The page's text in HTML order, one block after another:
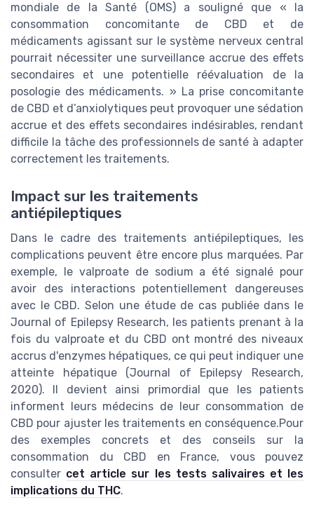
mondiale de la Santé (OMS) a souligné que « la
consommation concomitante de CBD et de
médicaments agissant sur le système nerveux central
pourrait nécessiter une surveillance accrue des effets
secondaires et une potentielle réévaluation de la
posologie des médicaments. » La prise concomitante
de CBD et d’anxiolytiques peut provoquer une sédation
accrue et des effets secondaires indésirables, rendant
difficile la tâche des professionnels de santé à adapter
correctement les traitements.
Impact sur les traitements
antiépileptiques
Dans le cadre des traitements antiépileptiques, les
complications peuvent être encore plus marquées. Par
exemple, le valproate de sodium a été signalé pour
avoir des interactions potentiellement dangereuses
avec le CBD. Selon une étude de cas publiée dans le
Journal of Epilepsy Research, les patients prenant à la
fois du valproate et du CBD ont montré des niveaux
accrus d'enzymes hépatiques, ce qui peut indiquer une
atteinte hépatique (Journal of Epilepsy Research,
2020). Il devient ainsi primordial que les patients
informent leurs médecins de leur consommation de
CBD pour ajuster les traitements en conséquence.Pour
des exemples concrets et des conseils sur la
consommation du CBD en France, vous pouvez
consulter cet article sur les tests salivaires et les
implications du THC.